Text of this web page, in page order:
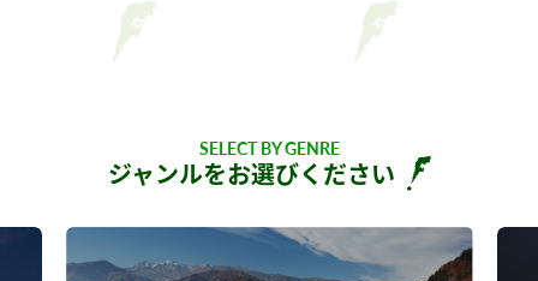
SELECT BY GENRE
ジャンルをお選びください